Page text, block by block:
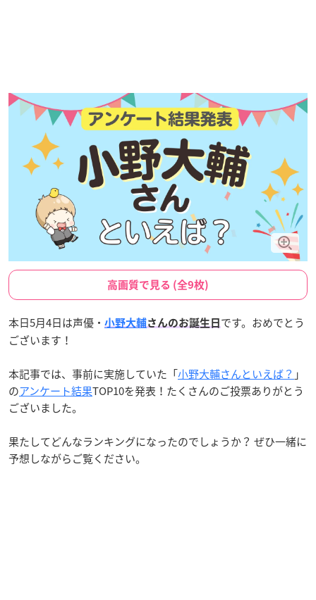
高画質で見る (全9枚)
本日5月4日は声優・ 小野大輔さんのお誕生日 です。おめでとう
ございます！
本記事では、事前に実施していた「小野大輔さんといえば？ 」
のアンケート結果TOP10を発表！たくさんのご投票ありがとう
ございました。
果たしてどんなランキングになったのでしょうか？ ぜひ一緒に
予想しながらご覧ください。